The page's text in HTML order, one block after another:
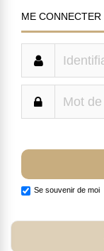
ME CONNECTER
Se souvenir de moi